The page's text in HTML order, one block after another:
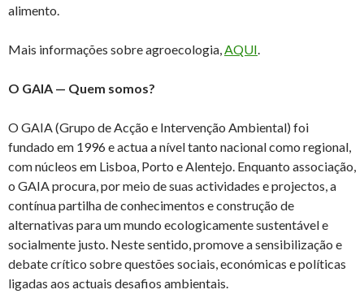
alimento.
Mais informações sobre agroecologia,AQUI.
O GAIA — Quem somos?
O GAIA (Grupo de Acção e Intervenção Ambiental) foi
fundado em 1996 e actua a nível tanto nacional como regional,
com núcleos em Lisboa, Porto e Alentejo. Enquanto associação,
o GAIA procura, por meio de suas actividades e projectos, a
contínua partilha de conhecimentos e construção de
alternativas para um mundo ecologicamente sustentável e
socialmente justo. Neste sentido, promove a sensibilização e
debate crítico sobre questões sociais, económicas e políticas
ligadas aos actuais desafios ambientais.